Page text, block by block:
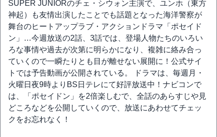
SUPER JUNIORのチェ・シウォン主演で、ユンホ（東方
神起）も友情出演したことでも話題となった海洋警察が
舞台のヒートアップラブ・アクションドラマ「ポセイド
ン」…今週放送の2話、3話では、登場人物たちのいろい
ろな事情や過去が次第に明らかになり、複雑に絡み合っ
ていくので一瞬たりとも目が離せない展開に！公式サイ
トでは予告動画が公開されている。 ドラマは、毎週月・
火曜日夜9時よりBS日テレにて好評放送中！ナビコンで
は、「ポセイドン」を2倍楽しむで、全話のあらすじや見
どころなどを公開していくので、放送にあわせてチェッ
クをお忘れなく！